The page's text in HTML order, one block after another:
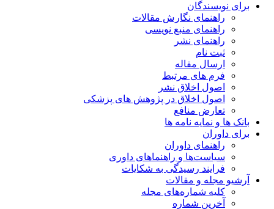
برای نویسندگان
راهنمای نگارش مقالات
راهنمای منبع نویسی
راهنمای نشر
ثبت نام
ارسال مقاله
فرم های مرتبط
اصول اخلاق نشر
اصول اخلاق در پژوهش های پزشکی
تعارض منافع
بانک ها و نمایه نامه ها
برای داوران
راهنمای داوران
سیاست‌ها و راهنماهای داوری
فرایند رسیدگی به شکایات
آرشیو مجله و مقالات
کلیه شماره‌های مجله
آخرین شماره